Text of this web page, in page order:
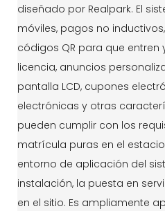
diseñado por Realpark. El
móviles, pagos no
códigos QR para que entren
licencia, anuncios
pantalla LCD, cupones
electrónicas y otras
pueden cumplir con los
matrícula puras en el
entorno de aplicación del
instalación, la puesta en
en el sitio. Es ampliamente